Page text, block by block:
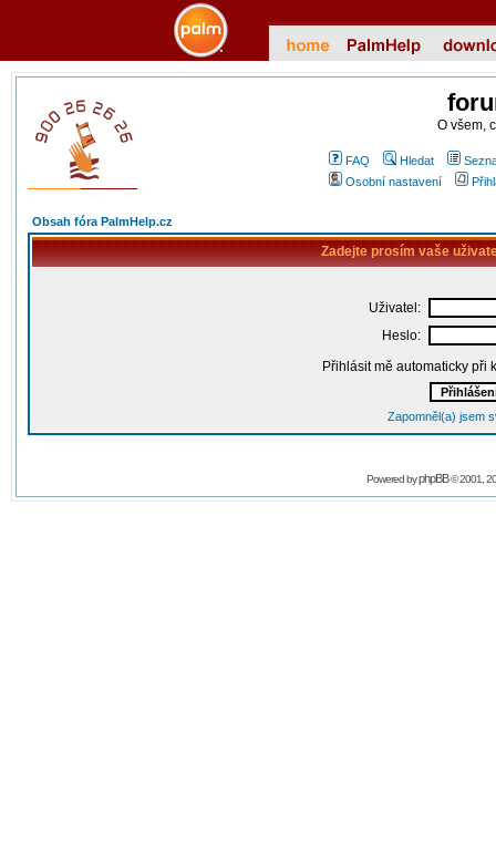
O všem,
FAQ Hledat
Osobní nastavení
Obsah fóra PalmHelp.cz
Zadejte prosím vaše
Uživatel:
Heslo:
Přihlásit mě automaticky při
Zapomněl(a) jsem
Powered byphpBB© 2001,